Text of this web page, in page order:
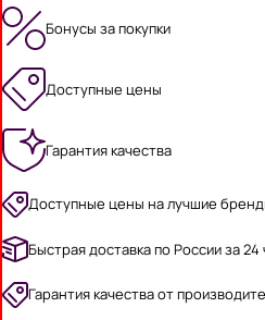
Бонусы за покупки
Доступные цены
Гарантия качества
Доступные цены на лучшие
Быстрая доставка по России за 24
Гарантия качества от